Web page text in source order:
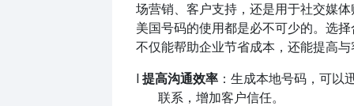
场营销、客户支持，还是用于社交媒
美国号码的使用都是必不可少的。选
不仅能帮助企业节省成本，还能提高
l 提高沟通效率 ：生成本地号码，可以
联系，增加客户信任。